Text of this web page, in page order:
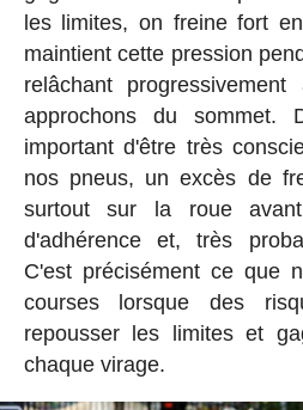
les limites, on freine fort
maintient cette pression
relâchant
approchons du
important d'être très
nos pneus, un excès de
surtout sur la roue
d'adhérence et, très
C'est précisément ce que
courses lorsque des
repousser les limites et
chaque virage.